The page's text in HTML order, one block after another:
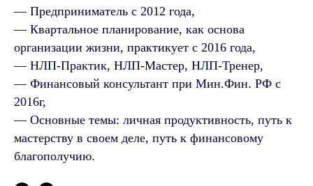
— Предприниматель с 2012 года,
— Квартальное планирование, как основа
организации жизни, практикует с 2016 года,
— НЛП-Практик, НЛП-Мастер, НЛП-Тренер,
— Финансовый консультант при Мин.Фин. РФ с
2016г,
— Основные темы: личная продуктивность, путь к
мастерству в своем деле, путь к финансовому
благополучию.